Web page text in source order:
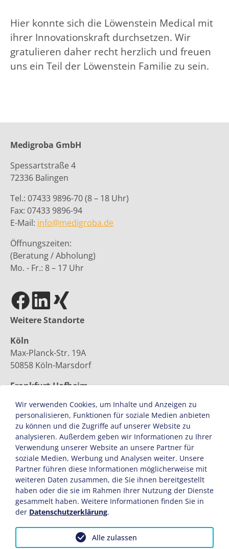
Hier konnte sich die Löwenstein Medical mit
ihrer Innovationskraft durchsetzen. Wir
gratulieren daher recht herzlich und freuen
uns ein Teil der Löwenstein Familie zu sein.
Medigroba GmbH
Spessartstraße 4
72336 Balingen
Tel.: 07433 9896-70 (8 – 18 Uhr)
Fax: 07433 9896-94
E-Mail: info@medigroba.de
Öffnungszeiten:
(Beratung / Abholung)
Mo. - Fr.: 8 – 17 Uhr
Weitere Standorte
Köln
Max-Planck-Str. 19A
50858 Köln-Marsdorf
Frankfurt-Hofheim
65719 Hofheim
Medigroba – Ihr Partner für die häusliche
Hilfsmittel-Versorgung von Patienten in den
Regionen:
Baden-Württemberg, Bayern, Hessen, Rheinland-Pfalz
und Nordrhein-Westfalen
Wir verwenden Cookies, um Inhalte und Anzeigen zu
personalisieren, Funktionen für soziale Medien anbieten
zu können und die Zugriffe auf unserer Website zu
analysieren. Außerdem geben wir Informationen zu Ihrer
Verwendung unserer Website an unsere Partner für
soziale Medien, Werbung und Analysen weiter. Unsere
Partner führen diese Informationen möglicherweise mit
weiteren Daten zusammen, die Sie ihnen bereitgestellt
haben oder die sie im Rahmen Ihrer Nutzung der Dienste
gesammelt haben. Weitere Informationen finden Sie in
der Datenschutzerklärung.
Alle zulassen